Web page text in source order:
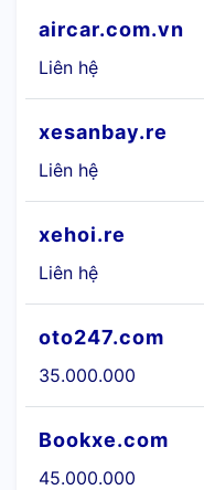
aircar.com.vn
Liên hệ
xesanbay.re
Liên hệ
xehoi.re
Liên hệ
oto247.com
35.000.000
Bookxe.com
45.000.000